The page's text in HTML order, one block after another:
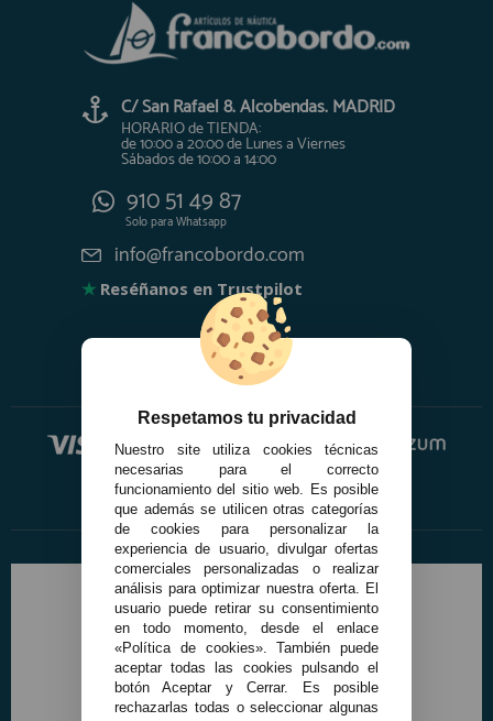
C/ San Rafael 8. Alcobendas. MADRID
HORARIO de TIENDA:
de 10:00 a 20:00 de Lunes a Viernes
Sábados de 10:00 a 14:00
910 51 49 87
Solo paraWhatsapp
info@francobordo.com
★ Reséñanos en Trustpilot
Respetamos tu privacidad
Nuestro site utiliza cookies técnicas
necesarias para el correcto
funcionamiento del sitio web. Es posible
que además se utilicen otras categorías
de cookies para personalizar la
experiencia de usuario, divulgar ofertas
comerciales personalizadas o realizar
análisis para optimizar nuestra oferta. El
usuario puede retirar su consentimiento
en todo momento, desde el enlace
«Política de cookies». También puede
aceptar todas las cookies pulsando el
botón Aceptar y Cerrar. Es posible
rechazarlas todas o seleccionar algunas